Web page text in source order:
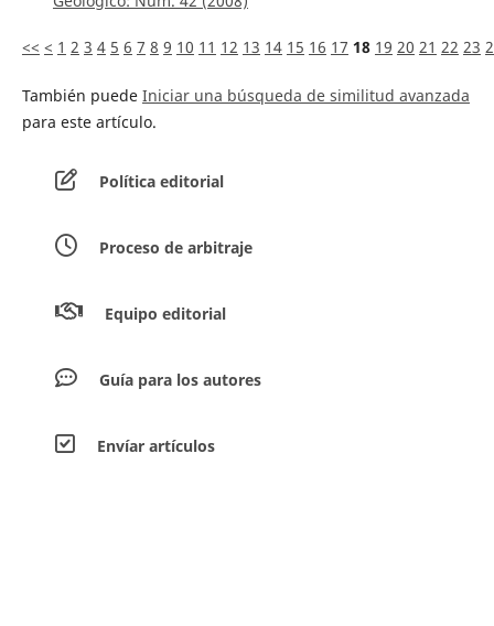
<< < 1 2 3 4 5 6 7 8 9 10 11 12 13 14 15 16 17 18 19 20 21 22 23
También puede Iniciar una búsqueda de similitud avanzada
para este artículo.
Política editorial
Proceso de arbitraje
Equipo editorial
Guía para los autores
Envíar artículos